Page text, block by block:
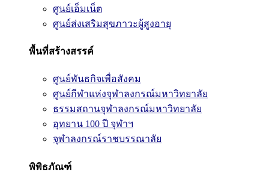
ศูนย์เอ็มเน็ต
ศูนย์ส่งเสริมสุขภาวะผู้สูงอายุ
พื้นที่สร้างสรรค์
ศูนย์พันธกิจเพื่อสังคม
ศูนย์กีฬาแห่งจุฬาลงกรณ์มหาวิทยาลัย
ธรรมสถานจุฬาลงกรณ์มหาวิทยาลัย
อุทยาน 100 ปี จุฬาฯ
จุฬาลงกรณ์ราชบรรณาลัย
พิพิธภัณฑ์